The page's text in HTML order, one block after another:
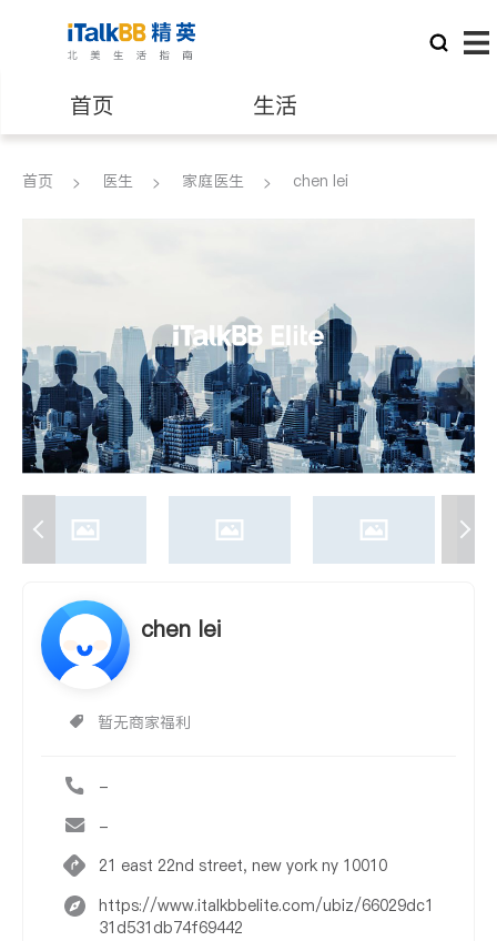
首页 生活
医生 律师
养老 非盈利组织
首页 医生 家庭医生 chen lei
chen lei
暂无商家福利
-
-
21 east 22nd street, new york ny 10010
https://www.italkbbelite.com/ubiz/66029dc1
31d531db74f69442